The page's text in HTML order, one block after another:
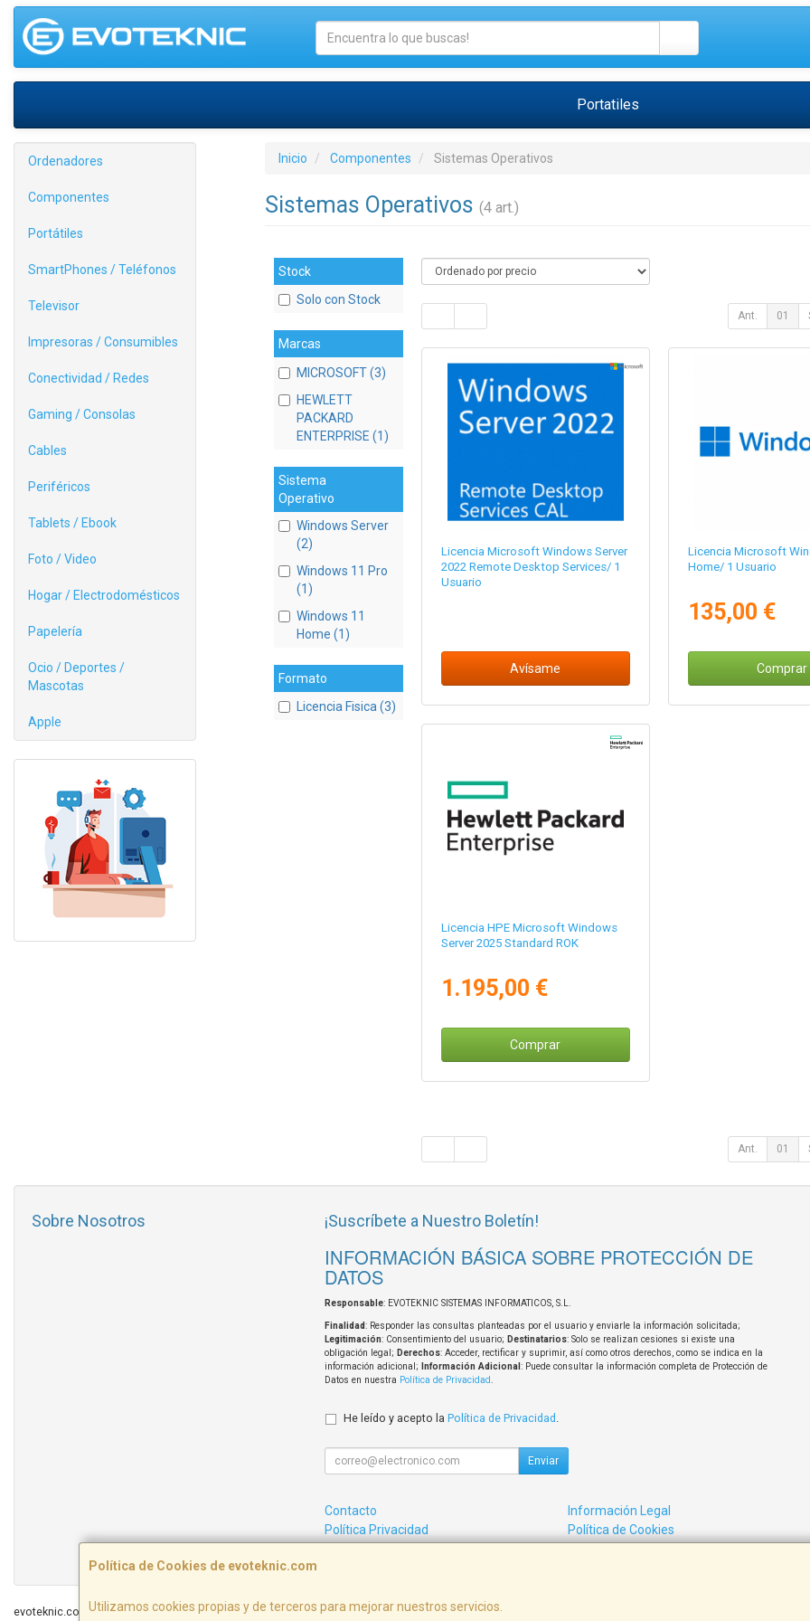
Portatiles
Ordenadores
Componentes
Portátiles
SmartPhones / Teléfonos
Televisor
Impresoras / Consumibles
Conectividad / Redes
Gaming / Consolas
Cables
Periféricos
Tablets / Ebook
Foto / Video
Hogar / Electrodomésticos
Papelería
Ocio / Deportes /
Mascotas
Apple
Inicio Componentes Sistemas Operativos
Sistemas Operativos (4 art.)
Stock
Solo con Stock
Marcas
MICROSOFT (3)
HEWLETT
PACKARD
ENTERPRISE (1)
Sistema
Operativo
Windows Server
(2)
Windows 11 Pro
(1)
Windows 11
Home (1)
Formato
Licencia Fisica (3)
Ant. 01
Licencia Microsoft Windows Server
2022 Remote Desktop Services/ 1
Usuario
Avísame
Licencia Microsoft
Home/ 1 Usuario
135,00 €
Comprar
Licencia HPE Microsoft Windows
Server 2025 Standard ROK
1.195,00 €
Comprar
Ant. 01
Política de Cookies de evoteknic.com
Utilizamos cookies propias y de terceros para mejorar nuestros servicios.
Sobre Nosotros ¡Suscríbete a Nuestro Boletín!
INFORMACIÓN BÁSICA SOBRE PROTECCIÓN DE
DATOS
Responsable: EVOTEKNIC SISTEMAS INFORMATICOS, S.L.
Finalidad: Responder las consultas planteadas por el usuario y enviarle la información solicitada;
Legitimación: Consentimiento del usuario; Destinatarios: Solo se realizan cesiones si existe una
obligación legal; Derechos: Acceder, rectificar y suprimir, así como otros derechos, como se indica en la
información adicional;
Información Adicional : Puede consultar la información completa de Protección de
Datos en nuestra Política de Privacidad.
He leído y acepto la Política de Privacidad .
Enviar
Contacto
Información Legal
Política Privacidad
Política de Cookies
evoteknic.com © 2026